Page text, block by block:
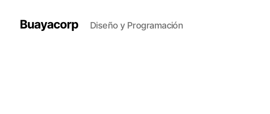
Buayacorp Diseño y Programación